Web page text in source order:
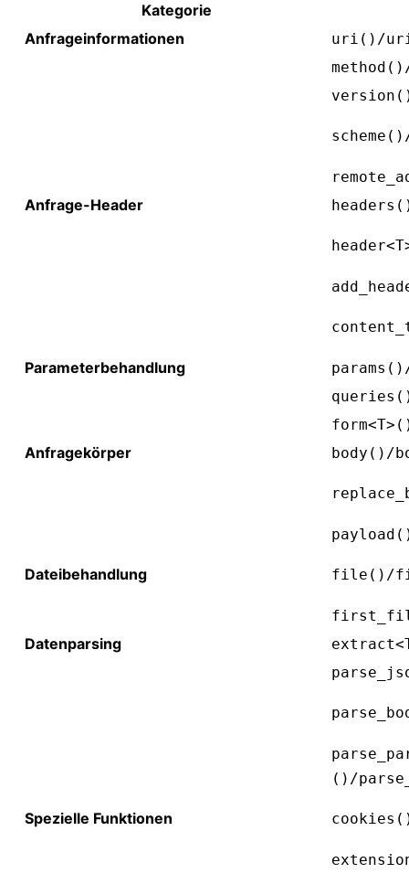
Kategorie
Anfrageinformationen
uri()/
Anfrage-Header
Parameterbehandlung
Anfragekörper body()/
Dateibehandlung file()/
Datenparsing
()/
Spezielle Funktionen